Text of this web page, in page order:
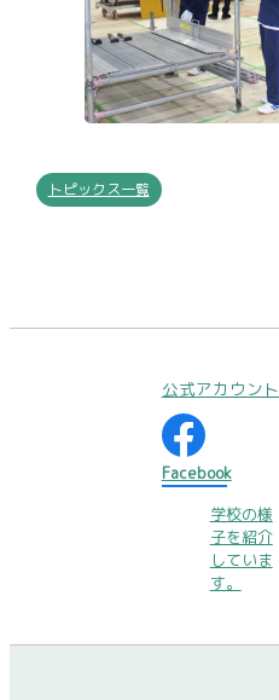
トピックス一覧
公式アカウント
Facebook
学校の様
子を紹介
していま
す。